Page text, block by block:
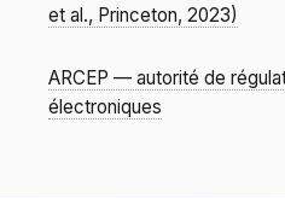
et al., Princeton, 2023)
ARCEP — autorité de
électroniques